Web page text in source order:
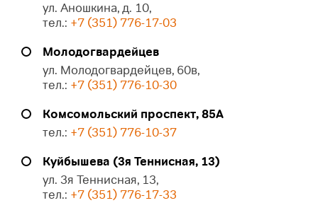
ул. Аношкина, д. 10,
тел.: +7 (351) 776-17-03
Молодогвардейцев
ул. Молодогвардейцев, 60в,
тел.: +7 (351) 776-10-30
Комсомольский проспект, 85А
тел.: +7 (351) 776-10-37
Куйбышева (3я Теннисная, 13)
ул. 3я Теннисная, 13,
тел.: +7 (351) 776-17-33